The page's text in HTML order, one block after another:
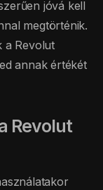
jóvá kell
megtörténik.
a Revolut
annak értékét
Revolut